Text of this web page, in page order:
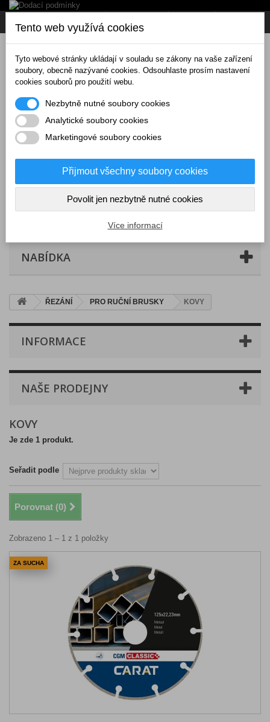
Košík (prázdný)
NABÍDKA
ŘEZÁNÍ PRO RUČNÍ BRUSKY KOVY
INFORMACE
NAŠE PRODEJNY
KOVY
Je zde 1 produkt.
Seřadit podle
Porovnat (0)
Zobrazeno 1 – 1 z 1 položky
ZA SUCHA
Tento web využívá cookies
Tyto webové stránky ukládají v souladu se zákony na vaše zařízení
soubory, obecně nazývané cookies. Odsouhlaste prosím nastavení
cookies souborů pro použití webu.
Nezbytně nutné soubory cookies
Analytické soubory cookies
Marketingové soubory cookies
Přijmout všechny soubory cookies
Povolit jen nezbytně nutné cookies
Více informací